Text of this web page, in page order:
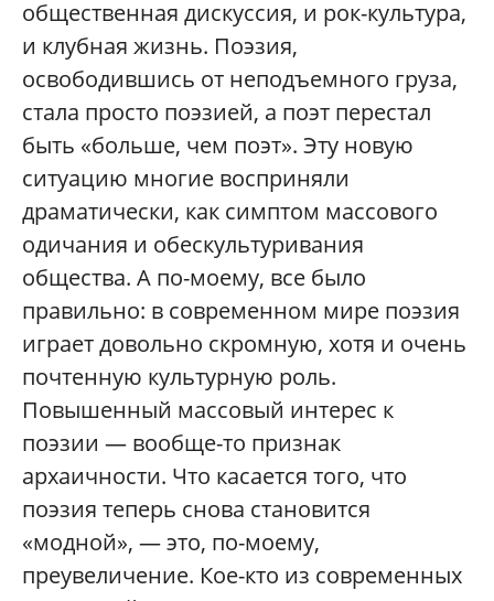
общественная дискуссия, и рок-культура,
и клубная жизнь. Поэзия,
освободившись от неподъемного груза,
стала просто поэзией, а поэт перестал
быть «больше, чем поэт». Эту новую
ситуацию многие восприняли
драматически, как симптом массового
одичания и обескультуривания
общества. А по-моему, все было
правильно: в современном мире поэзия
играет довольно скромную, хотя и очень
почтенную культурную роль.
Повышенный массовый интерес к
поэзии — вообще-то признак
архаичности. Что касается того, что
поэзия теперь снова становится
«модной», — это, по-моему,
преувеличение. Кое-кто из современных